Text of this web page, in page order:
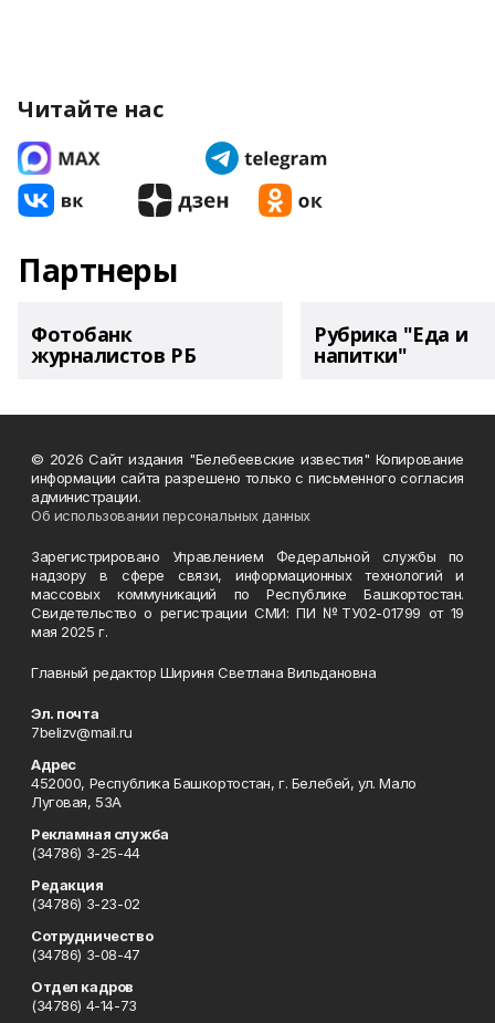
Читайте нас
Партнеры
Фотобанк
журналистов РБ
Рубрика "Еда и
напитки"
© 2026 Сайт издания "Белебеевские известия" Копирование
информации сайта разрешено только с письменного согласия
администрации.
Об использовании персональных данных
Зарегистрировано Управлением Федеральной службы по
надзору в сфере связи, информационных технологий и
массовых коммуникаций по Республике Башкортостан.
Свидетельство о регистрации СМИ: ПИ №ТУ02-01799 от 19
мая 2025 г.
Главный редактор Шириня Светлана Вильдановна
Эл. почта
7belizv@mail.ru
Адрес
452000, Республика Башкортостан, г. Белебей, ул. Мало
Луговая, 53А
Рекламная служба
(34786) 3-25-44
Редакция
(34786) 3-23-02
Сотрудничество
(34786) 3-08-47
Отдел кадров
(34786) 4-14-73